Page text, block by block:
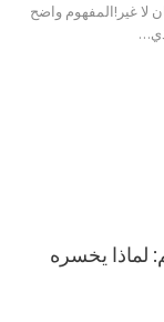
لا غير!المفهوم واضح
…
لماذا يخسره